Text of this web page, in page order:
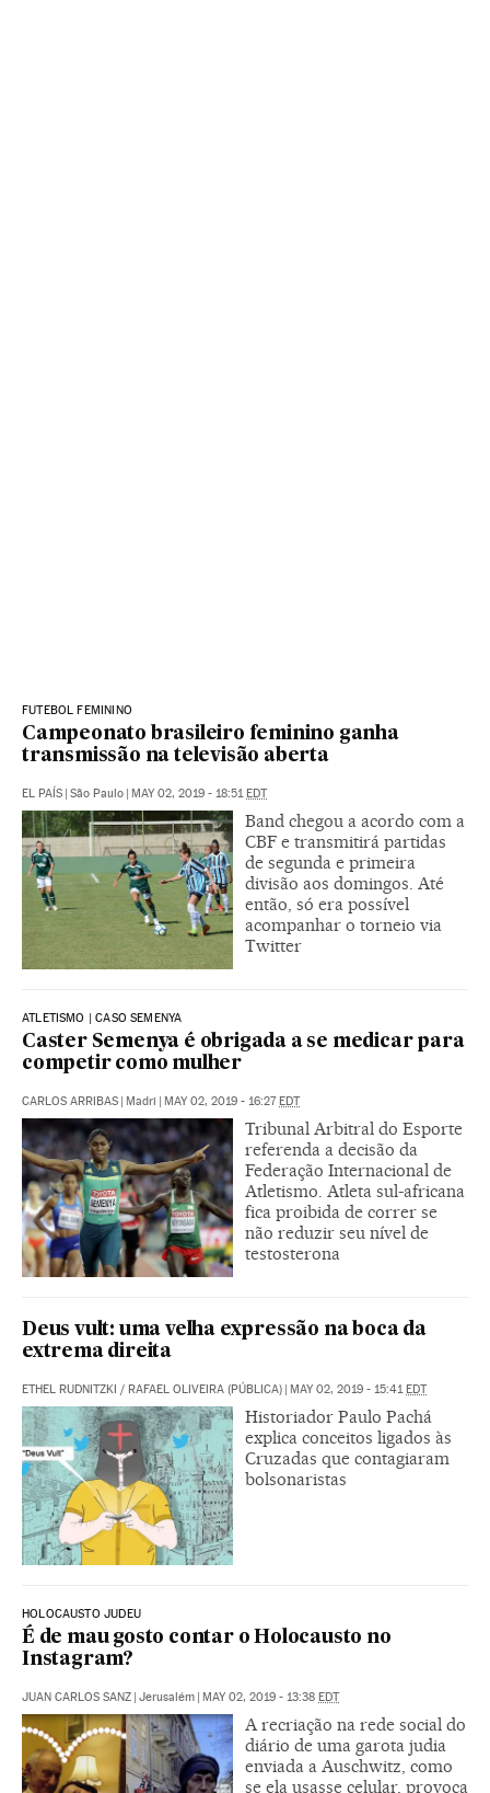
FUTEBOL FEMININO
Campeonato brasileiro feminino ganha
transmissão na televisão aberta
EL PAÍS São Paulo MAY 02, 2019 - 18:51 EDT
Band chegou a acordo com a
CBF e transmitirá partidas
de segunda e primeira
divisão aos domingos. Até
então, só era possível
acompanhar o torneio via
Twitter
ATLETISMO | CASO SEMENYA
Caster Semenya é obrigada a se medicar para
competir como mulher
CARLOS ARRIBAS Madri MAY 02, 2019 - 16:27 EDT
Tribunal Arbitral do Esporte
referenda a decisão da
Federação Internacional de
Atletismo. Atleta sul-africana
fica proibida de correr se
não reduzir seu nível de
testosterona
Deus vult: uma velha expressão na boca da
extrema direita
ETHEL RUDNITZKI / RAFAEL OLIVEIRA (PÚBLICA) | MAY 02, 2019 - 15:41EDT
Historiador Paulo Pachá
explica conceitos ligados às
Cruzadas que contagiaram
bolsonaristas
HOLOCAUSTO JUDEU
É de mau gosto contar o Holocausto no
Instagram?
JUAN CARLOS SANZ | Jerusalém | MAY 02, 2019 - 13:38 EDT
A recriação na rede social do
diário de uma garota judia
enviada a Auschwitz, como
se ela usasse celular, provoca